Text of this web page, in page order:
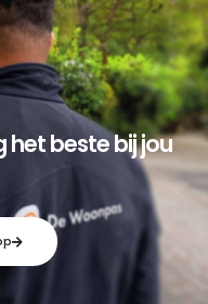
het beste bij jou